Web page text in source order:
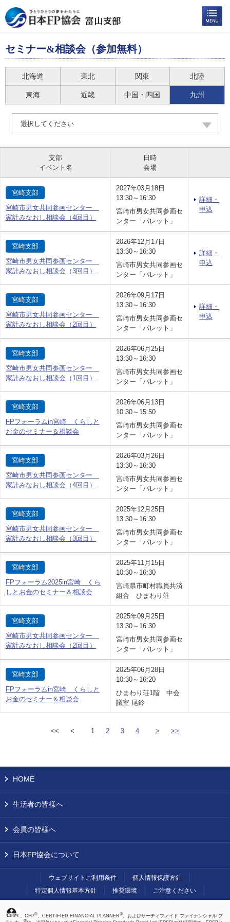
セミナー&相談会（参加無料）
北海道 東北 関東 北陸
東海 近畿 中国・四国 九州
選択してください
支部
イベント名
日時
会場
宮崎支部
宮崎市男女共同参画センター
家計みなおし相談会（4回目）
2027年03月18日
13:30～16:30
宮崎市男女共同参画セ
ンター「パレット」
詳細・
申込
宮崎支部
宮崎市男女共同参画センター
家計みなおし相談会（3回目）
2026年12月17日
13:30～16:30
宮崎市男女共同参画セ
ンター「パレット」
詳細・
申込
宮崎支部
宮崎市男女共同参画センター
家計みなおし相談会（2回目）
2026年09月17日
13:30～16:30
宮崎市男女共同参画セ
ンター「パレット」
詳細・
申込
宮崎支部
宮崎市男女共同参画センター
家計みなおし相談会（1回目）
2026年06月25日
13:30～16:30
宮崎市男女共同参画セ
ンター「パレット」
宮崎支部
FPフォーラムin宮崎 くらしと
お金のセミナー＆相談会
2026年06月13日
10:30～15:50
宮崎市男女共同参画セ
ンター「パレット」
宮崎支部
宮崎市男女共同参画センター
家計みなおし相談会（4回目）
2026年03月26日
13:30～16:30
宮崎市男女共同参画セ
ンター「パレット」
宮崎支部
宮崎市男女共同参画センター
家計みなおし相談会（3回目）
2025年12月25日
13:30～16:30
宮崎市男女共同参画セ
ンター「パレット」
宮崎支部
FPフォーラム2025in宮崎 くら
しとお金のセミナー＆相談会
2025年11月15日
10:30～16:30
宮崎県市町村職員共済
組合 ひまわり荘
宮崎支部
宮崎市男女共同参画センター
家計みなおし相談会（2回目）
2025年09月25日
13:30～16:30
宮崎市男女共同参画セ
ンター「パレット」
宮崎支部
FPフォーラムin宮崎 くらしと
お金のセミナー＆相談会
2025年06月28日
10:30～16:20
ひまわり荘1階 中会
議室 尾鈴
<< < 1 2 3 4 > >>
HOME
生活者の皆様へ
会員の皆様へ
日本FP協会について
ウェブサイトご利用条件
個人情報保護方針
特定個人情報基本方針
推奨環境 ご注意ください
、CFP®、CERTIFIED FINANCIAL PLANNER®、およびサーティファイド ファイナンシャル プ
®